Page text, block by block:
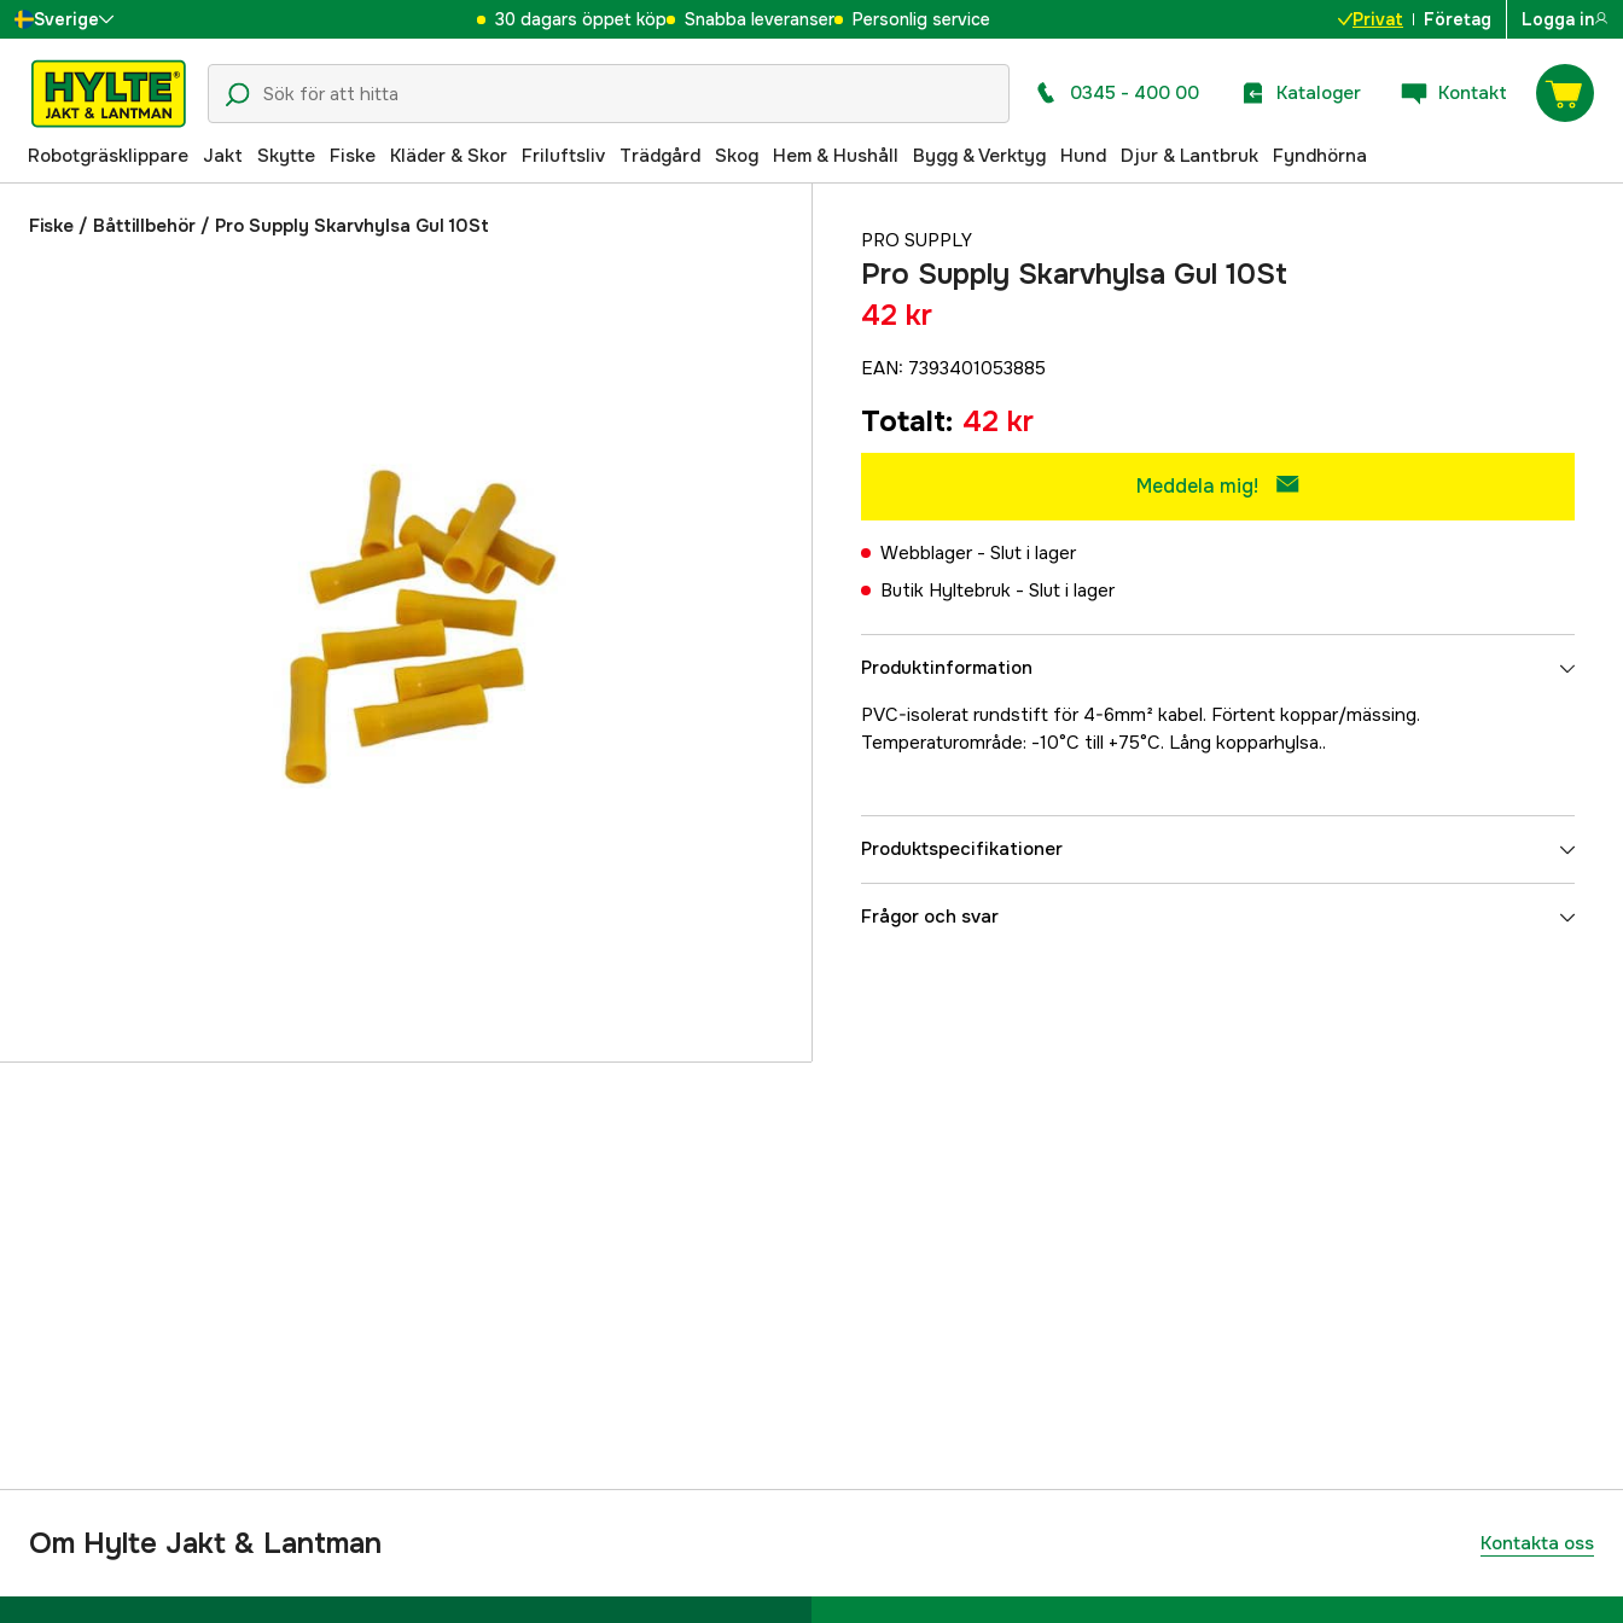
Sverige
Danmark
Suomi
Norge
Deutschland
30 dagars öppet köp Snabba leveranser Personlig service Privat Företag Logga in
0345 - 400 00 Kataloger Kontakt
Robotgräsklippare Jakt Skytte Fiske Kläder & Skor Friluftsliv Trädgård Skog Hem & Hushåll Bygg & Verktyg Hund Djur & Lantbruk Fyndhörna
Fiske / Båttillbehör / Pro Supply Skarvhylsa Gul 10St
PRO SUPPLY
Pro Supply Skarvhylsa Gul 10St
42 kr
EAN: 7393401053885
Totalt: 42 kr
Meddela mig!
Webblager - Slut i lager
Butik Hyltebruk - Slut i lager
Produktinformation
PVC-isolerat rundstift för 4-6mm² kabel. Förtent koppar/mässing.
Temperaturområde: -10°C till +75°C. Lång kopparhylsa..
Produktspecifikationer
Referensnummer
Frågor och svar
Om Hylte Jakt & Lantman Kontakta oss